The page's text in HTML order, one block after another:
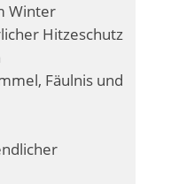
Winter
Hitzeschutz
Fäulnis und